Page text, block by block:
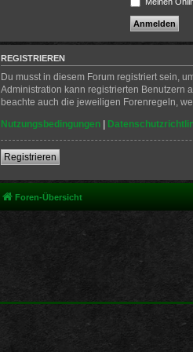
REGISTRIEREN
Du musst in diesem Forum registriert sein,
Administration kann registrierten Benutzern
beachte auch die jeweiligen Forenregeln,
Nutzungsbedingungen |
Registrieren
Foren-Übersicht